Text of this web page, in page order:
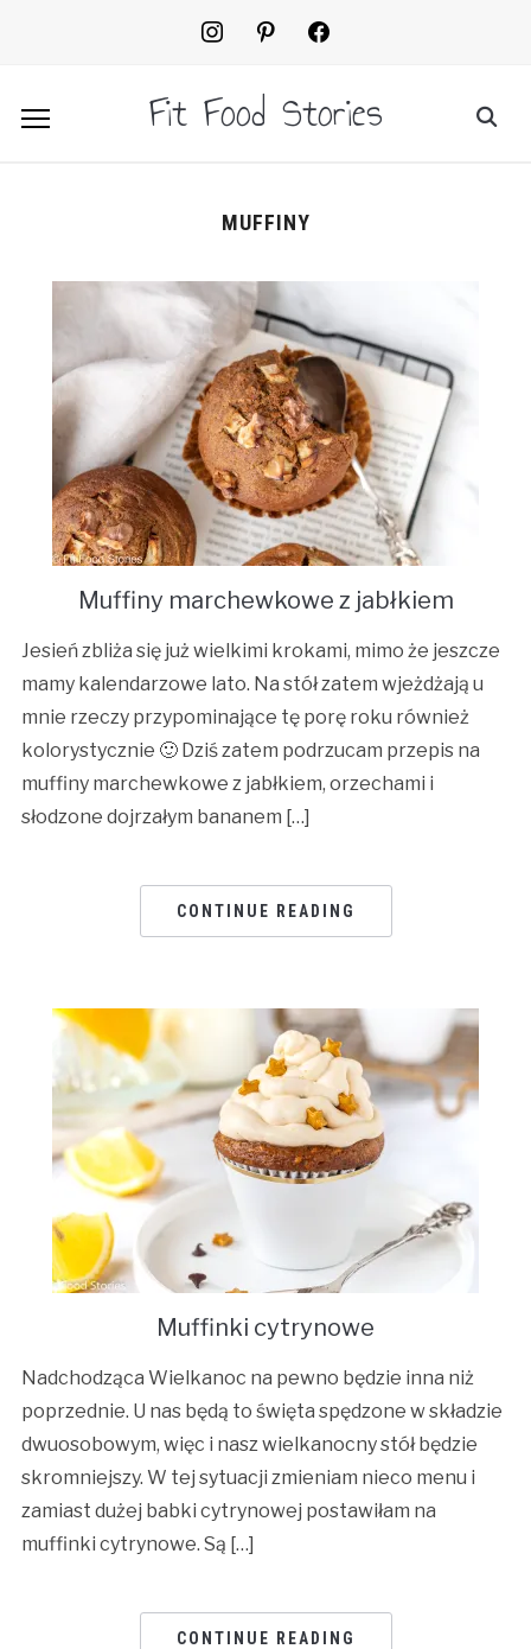
instagrampinterestfacebook2
Fit Food Stories
MUFFINY
Muffiny marchewkowe z jabłkiem
Jesień zbliża się już wielkimi krokami, mimo że jeszcze
mamy kalendarzowe lato. Na stół zatem wjeżdżają u
mnie rzeczy przypominające tę porę roku również
kolorystycznie 🙂 Dziś zatem podrzucam przepis na
muffiny marchewkowe z jabłkiem, orzechami i
słodzone dojrzałym bananem […]
CONTINUE READING
Muffinki cytrynowe
Nadchodząca Wielkanoc na pewno będzie inna niż
poprzednie. U nas będą to święta spędzone w składzie
dwuosobowym, więc i nasz wielkanocny stół będzie
skromniejszy. W tej sytuacji zmieniam nieco menu i
zamiast dużej babki cytrynowej postawiłam na
muffinki cytrynowe. Są […]
CONTINUE READING